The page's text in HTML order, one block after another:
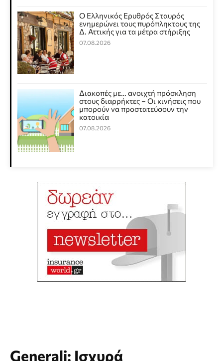
Ο Ελληνικός Ερυθρός Σταυρός
ενημερώνει τους πυρόπληκτους της
Δ. Αττικής για τα μέτρα στήριξης
07.08.2026
Διακοπές με… ανοιχτή πρόσκληση
στους διαρρήκτες – Οι κινήσεις που
μπορούν να προστατεύσουν την
κατοικία
07.08.2026